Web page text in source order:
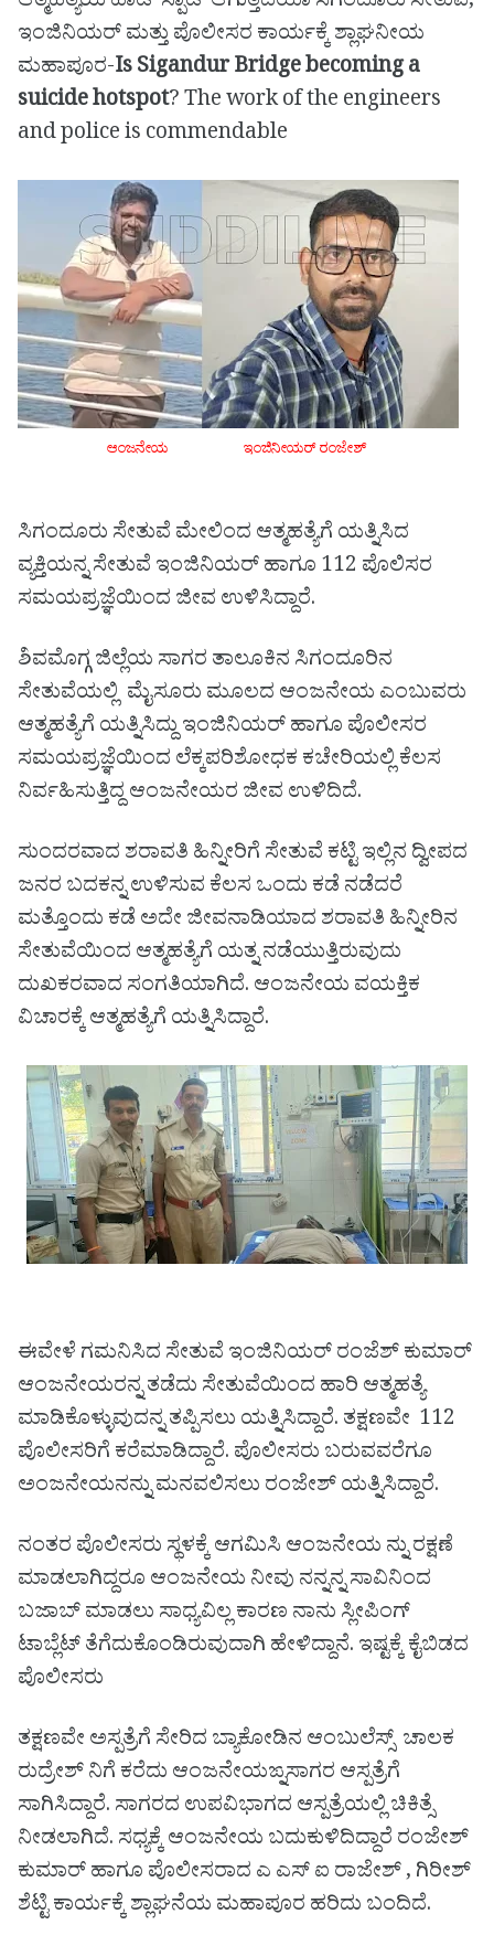
ಇಂಜಿನಿಯರ್ ಮತ್ತು ಪೊಲೀಸರ ಕಾರ್ಯಕ್ಕೆ ಶ್ಲಾಘನೀಯ
ಮಹಾಪೂರ-Is Sigandur Bridge becoming a
suicide hotspot? The work of the engineers
and police is commendable
ಆಂಜನೇಯ ಇಂಜಿನೀಯರ್ ರಂಜೇಶ್
ಸಿಗಂದೂರು ಸೇತುವೆ ಮೇಲಿಂದ ಆತ್ಮಹತ್ಯೆಗೆ ಯತ್ನಿಸಿದ
ವ್ಯಕ್ತಿಯನ್ನ ಸೇತುವೆ ಇಂಜಿನಿಯರ್ ಹಾಗೂ 112 ಪೊಲಿಸರ
ಸಮಯಪ್ರಜ್ಞೆಯಿಂದ ಜೀವ ಉಳಿಸಿದ್ದಾರೆ.
ಶಿವಮೊಗ್ಗ ಜಿಲ್ಲೆಯ ಸಾಗರ ತಾಲೂಕಿನ ಸಿಗಂದೂರಿನ
ಸೇತುವೆಯಲ್ಲಿ ಮೈಸೂರು ಮೂಲದ ಆಂಜನೇಯ ಎಂಬುವರು
ಆತ್ಮಹತ್ಯೆಗೆ ಯತ್ನಿಸಿದ್ದು ಇಂಜಿನಿಯರ್ ಹಾಗೂ ಪೊಲೀಸರ
ಸಮಯಪ್ರಜ್ಞೆಯಿಂದ ಲೆಕ್ಕಪರಿಶೋಧಕ ಕಚೇರಿಯಲ್ಲಿ ಕೆಲಸ
ನಿರ್ವಹಿಸುತ್ತಿದ್ದ ಆಂಜನೇಯರ ಜೀವ ಉಳಿದಿದೆ.
ಸುಂದರವಾದ ಶರಾವತಿ ಹಿನ್ನೀರಿಗೆ ಸೇತುವೆ ಕಟ್ಟಿ ಇಲ್ಲಿನ ದ್ವೀಪದ
ಜನರ ಬದಕನ್ನ ಉಳಿಸುವ ಕೆಲಸ ಒಂದು ಕಡೆ ನಡೆದರೆ
ಮತ್ತೊಂದು ಕಡೆ ಅದೇ ಜೀವನಾಡಿಯಾದ ಶರಾವತಿ ಹಿನ್ನೀರಿನ
ಸೇತುವೆಯಿಂದ ಆತ್ಮಹತ್ಯೆಗೆ ಯತ್ನ ನಡೆಯುತ್ತಿರುವುದು
ದುಖಕರವಾದ ಸಂಗತಿಯಾಗಿದೆ. ಆಂಜನೇಯ ವಯಕ್ತಿಕ
ವಿಚಾರಕ್ಕೆ ಆತ್ಮಹತ್ಯೆಗೆ ಯತ್ನಿಸಿದ್ದಾರೆ.
ಈವೇಳೆ ಗಮನಿಸಿದ ಸೇತುವೆ ಇಂಜಿನಿಯರ್ ರಂಜೆಶ್ ಕುಮಾರ್
ಆಂಜನೇಯರನ್ನ ತಡೆದು ಸೇತುವೆಯಿಂದ ಹಾರಿ ಆತ್ಮಹತ್ಯೆ
ಮಾಡಿಕೊಳ್ಳುವುದನ್ನ ತಪ್ಪಿಸಲು ಯತ್ನಿಸಿದ್ದಾರೆ. ತಕ್ಷಣವೇ 112
ಪೊಲೀಸರಿಗೆ ಕರೆಮಾಡಿದ್ದಾರೆ. ಪೊಲೀಸರು ಬರುವವರೆಗೂ
ಅಂಜನೇಯನನ್ನು ಮನವಲಿಸಲು ರಂಜೇಶ್ ಯತ್ನಿಸಿದ್ದಾರೆ.
ನಂತರ ಪೊಲೀಸರು ಸ್ಥಳಕ್ಕೆ ಆಗಮಿಸಿ ಆಂಜನೇಯ ನ್ನು ರಕ್ಷಣೆ
ಮಾಡಲಾಗಿದ್ದರೂ ಆಂಜನೇಯ ನೀವು ನನ್ನನ್ನ ಸಾವಿನಿಂದ
ಬಜಾಬ್ ಮಾಡಲು ಸಾಧ್ಯವಿಲ್ಲ ಕಾರಣ ನಾನು ಸ್ಲೀಪಿಂಗ್
ಟಾಬ್ಲೆಟ್ ತೆಗೆದುಕೊಂಡಿರುವುದಾಗಿ ಹೇಳಿದ್ದಾನೆ. ಇಷ್ಟಕ್ಕೆ ಕೈಬಿಡದ
ಪೊಲೀಸರು
ತಕ್ಷಣವೇ ಅಸ್ಪತ್ರೆಗೆ ಸೇರಿದ ಬ್ಯಾಕೋಡಿನ ಆಂಬುಲೆಸ್ಸ್ ಚಾಲಕ
ರುದ್ರೇಶ್ ನಿಗೆ ಕರೆದು ಆಂಜನೇಯಙ್ನ‌ಸಾಗರ ಆಸ್ಪತ್ರೆಗೆ
ಸಾಗಿಸಿದ್ದಾರೆ. ಸಾಗರದ ಉಪವಿಭಾಗದ ಆಸ್ಪತ್ರೆಯಲ್ಲಿ ಚಿಕಿತ್ಸೆ
ನೀಡಲಾಗಿದೆ. ಸಧ್ಯಕ್ಕೆ ಆಂಜನೇಯ ಬದುಕುಳಿದಿದ್ದಾರೆ ರಂಜೇಶ್
ಕುಮಾರ್ ಹಾಗೂ ಪೊಲೀಸರಾದ ಎ ಎಸ್ ಐ ರಾಜೇಶ್‌ , ಗಿರೀಶ್
ಶೆಟ್ಟಿ ಕಾರ್ಯಕ್ಕೆ ಶ್ಲಾಘನೆಯ ಮಹಾಪೂರ ಹರಿದು ಬಂದಿದೆ.